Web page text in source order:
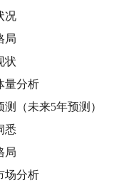
况
局
状
量分析
（未来5年预测）
悉
局
场分析